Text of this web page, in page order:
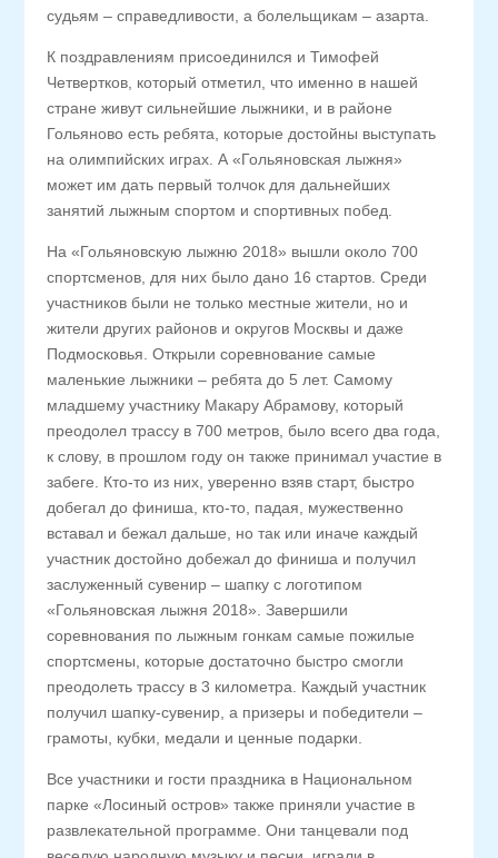
судьям – справедливости, а болельщикам – азарта.
К поздравлениям присоединился и Тимофей
Четвертков, который отметил, что именно в нашей
стране живут сильнейшие лыжники, и в районе
Гольяново есть ребята, которые достойны выступать
на олимпийских играх. А «Гольяновская лыжня»
может им дать первый толчок для дальнейших
занятий лыжным спортом и спортивных побед.
На «Гольяновскую лыжню 2018» вышли около 700
спортсменов, для них было дано 16 стартов. Среди
участников были не только местные жители, но и
жители других районов и округов Москвы и даже
Подмосковья. Открыли соревнование самые
маленькие лыжники – ребята до 5 лет. Самому
младшему участнику Макару Абрамову, который
преодолел трассу в 700 метров, было всего два года,
к слову, в прошлом году он также принимал участие в
забеге. Кто-то из них, уверенно взяв старт, быстро
добегал до финиша, кто-то, падая, мужественно
вставал и бежал дальше, но так или иначе каждый
участник достойно добежал до финиша и получил
заслуженный сувенир – шапку с логотипом
«Гольяновская лыжня 2018». Завершили
соревнования по лыжным гонкам самые пожилые
спортсмены, которые достаточно быстро смогли
преодолеть трассу в 3 километра. Каждый участник
получил шапку-сувенир, а призеры и победители –
грамоты, кубки, медали и ценные подарки.
Все участники и гости праздника в Национальном
парке «Лосиный остров» также приняли участие в
развлекательной программе. Они танцевали под